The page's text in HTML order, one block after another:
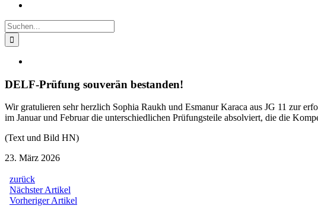
Suche
nach:
Bild
DELF-Prüfung souverän bestanden!
Wir gratulieren sehr herzlich Sophia Raukh und Esmanur Karaca aus JG 11 zur
im Januar und Februar die unterschiedlichen Prüfungsteile absolviert, die die
(Text und Bild HN)
23. März 2026
zurück
Beitragsnavigation
Nächster Artikel
Artikel:
Vorheriger Artikel